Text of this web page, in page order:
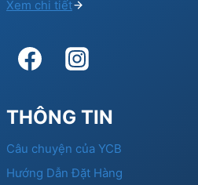
Xem chi tiết
THÔNG TIN
Câu chuyện của YCB
Hướng Dẫn Đặt Hàng